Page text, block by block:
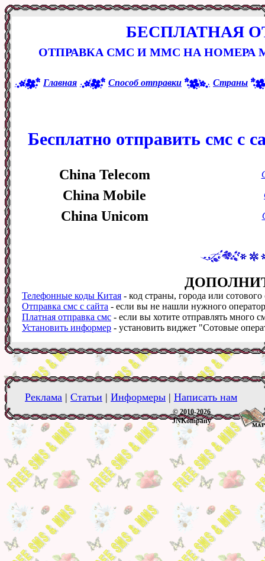
БЕСПЛАТНАЯ
ОТПРАВКА СМС И ММС НА НОМЕРА
Главная Способ отправки Страны
Бесплатно отправить смс с
China Telecom
China Mobile
China Unicom
Телефонные коды Китая - код страны, города или сотового
Отправка смс с сайта - если вы не нашли нужного
Платная отправка смс - если вы хотите отправлять много
Установить информер - установить виджет "Сотовые
Реклама | Статьи | Информеры | Написать нам
© 2010-2026
JNKompany